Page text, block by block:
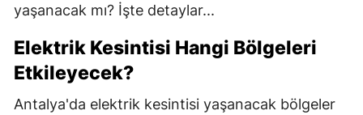
yaşanacak mı? İşte detaylar...
Elektrik Kesintisi Hangi Bölgeleri
Etkileyecek?
Antalya'da elektrik kesintisi yaşanacak bölgeler